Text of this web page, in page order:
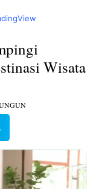
Wisata